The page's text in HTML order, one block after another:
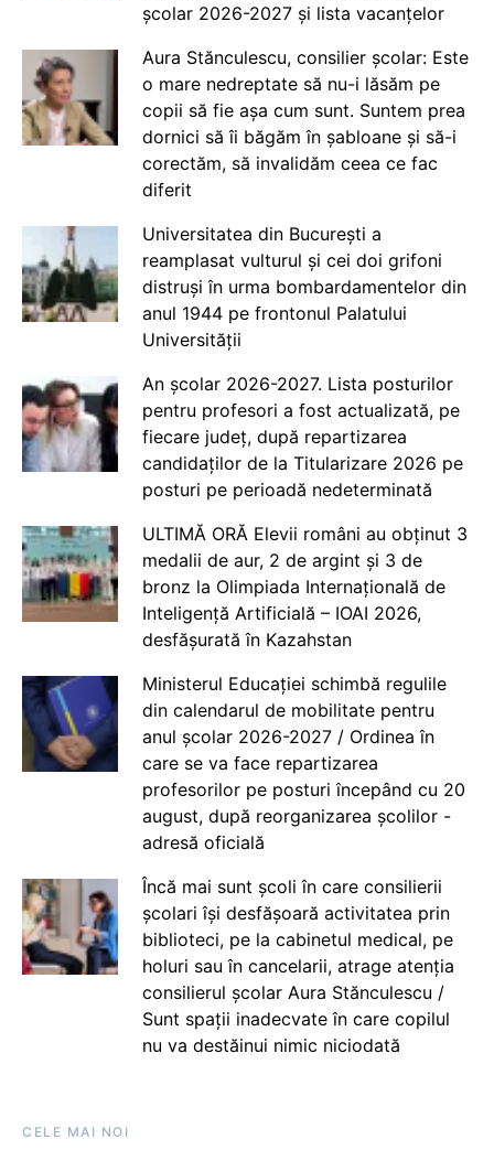
școlar 2026-2027 și lista vacanțelor
Aura Stănculescu, consilier școlar: Este
o mare nedreptate să nu-i lăsăm pe
copii să fie așa cum sunt. Suntem prea
dornici să îi băgăm în șabloane și să-i
corectăm, să invalidăm ceea ce fac
diferit
Universitatea din București a
reamplasat vulturul și cei doi grifoni
distruși în urma bombardamentelor din
anul 1944 pe frontonul Palatului
Universității
An școlar 2026-2027. Lista posturilor
pentru profesori a fost actualizată, pe
fiecare județ, după repartizarea
candidaților de la Titularizare 2026 pe
posturi pe perioadă nedeterminată
ULTIMĂ ORĂ Elevii români au obținut 3
medalii de aur, 2 de argint și 3 de
bronz la Olimpiada Internațională de
Inteligență Artificială – IOAI 2026,
desfășurată în Kazahstan
Ministerul Educației schimbă regulile
din calendarul de mobilitate pentru
anul școlar 2026-2027 / Ordinea în
care se va face repartizarea
profesorilor pe posturi începând cu 20
august, după reorganizarea școlilor -
adresă oficială
Încă mai sunt școli în care consilierii
școlari își desfășoară activitatea prin
biblioteci, pe la cabinetul medical, pe
holuri sau în cancelarii, atrage atenția
consilierul școlar Aura Stănculescu /
Sunt spații inadecvate în care copilul
nu va destăinui nimic niciodată
CELE MAI NOI